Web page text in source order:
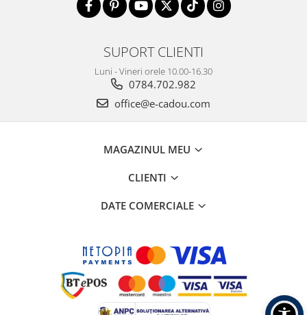
SUPORT CLIENTI
Luni - Vineri orele 10.00-16.30
0784.702.982
office@e-cadou.com
MAGAZINUL MEU
CLIENTI
DATE COMERCIALE